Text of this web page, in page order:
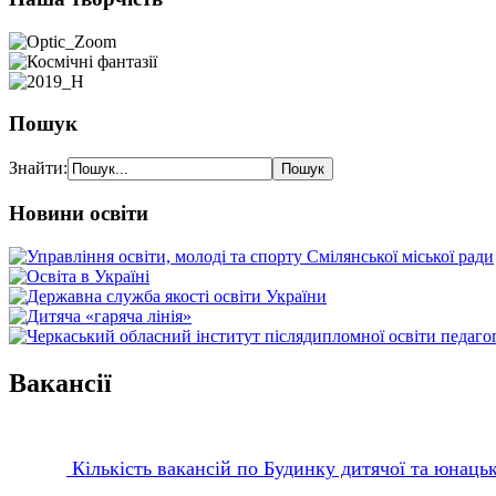
Пошук
Знайти:
Новини освіти
Вакансії
Кількість вакансій по Будинку дитячої та